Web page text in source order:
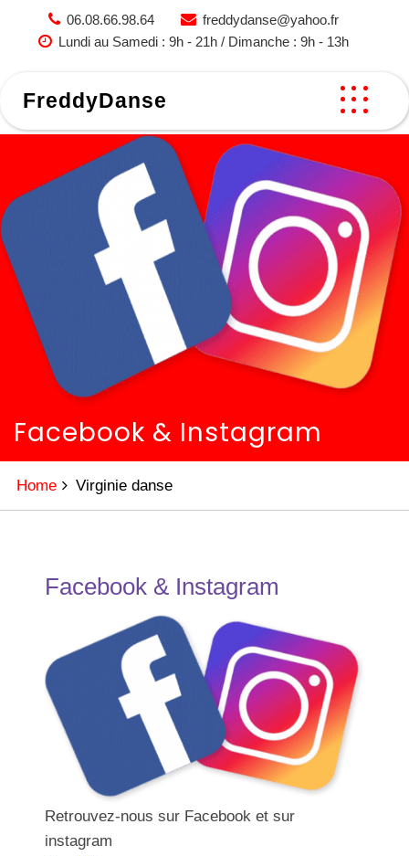
06.08.66.98.64
freddydanse@yahoo.fr
Lundi au Samedi : 9h - 21h / Dimanche : 9h - 13h
FreddyDanse
Facebook & Instagram
Home Virginie danse
Facebook & Instagram
Retrouvez-nous sur Facebook et sur
instagram